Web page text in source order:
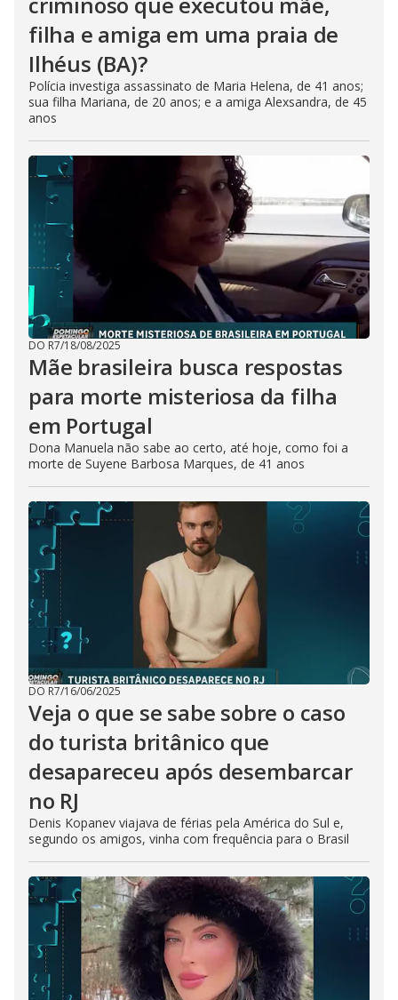
filha e amiga em uma praia de
Ilhéus (BA)?
Polícia investiga assassinato de Maria Helena, de 41 anos;
sua filha Mariana, de 20 anos; e a amiga Alexsandra, de 45
anos
DO R7/18/08/2025
Mãe brasileira busca respostas
para morte misteriosa da filha
em Portugal
Dona Manuela não sabe ao certo, até hoje, como foi a
morte de Suyene Barbosa Marques, de 41 anos
DO R7/16/06/2025
Veja o que se sabe sobre o caso
do turista britânico que
desapareceu após desembarcar
no RJ
Denis Kopanev viajava de férias pela América do Sul e,
segundo os amigos, vinha com frequência para o Brasil